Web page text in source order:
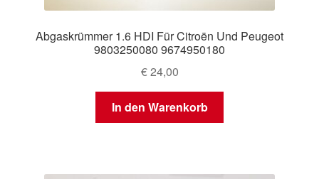
Abgaskrümmer 1.6 HDI Für Citroën Und Peugeot
9803250080 9674950180
€24,00
In den Warenkorb